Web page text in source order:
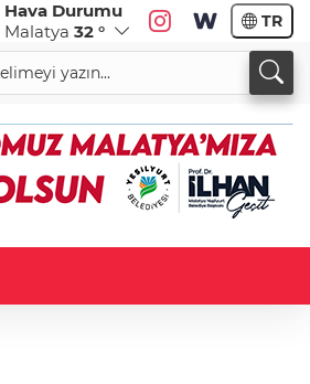
Hava Durumu
Malatya 32 ° TR